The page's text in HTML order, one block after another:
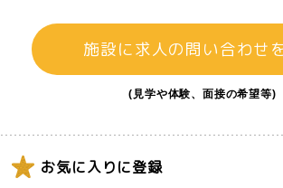
施設に求人の問い合わせ
(見学や体験、面接の希望等)
お気に入りに登録